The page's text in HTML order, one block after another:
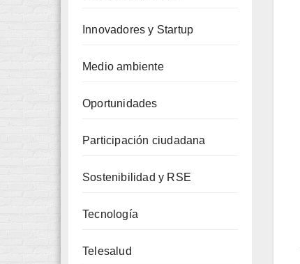
Innovadores y Startup
Medio ambiente
Oportunidades
Participación ciudadana
Sostenibilidad y RSE
Tecnología
Telesalud